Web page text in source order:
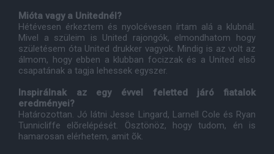
Mióta vagy a Unitednél?
Hétévesen érkeztem és nyolcévesen írtam alá a klubnál.
Mivel a szüleim is United rajongók, elmondhatom hogy
születésem óta United drukker vagyok. Mindig is az volt az
álmom, hogy ebben a klubban focizzak és a United elsõ
csapatának a tagja lehessek egyszer.
Inspirálnak az egy évvel feletted járó fiatalok
eredményei?
Határozottan. Jó látni Jesse Lingard, Larnell Cole és Ryan
Tunnicliffe elõrelépését. Ösztönöz, hogy tudom, én is
hamarosan elérhetem, amit õk.